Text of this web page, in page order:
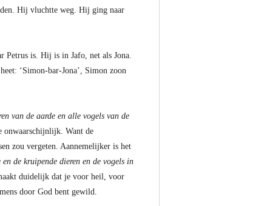
Hij vluchtte weg. Hij ging naar
Petrus is. Hij is in Jafo, net als Jona.
‘Simon-bar-Jona’, Simon zoon
van de aarde en alle vogels van de
onwaarschijnlijk. Want de
zou vergeten. Aannemelijker is het
de kruipende dieren en de vogels in
duidelijk dat je voor heil, voor
door God bent gewild.